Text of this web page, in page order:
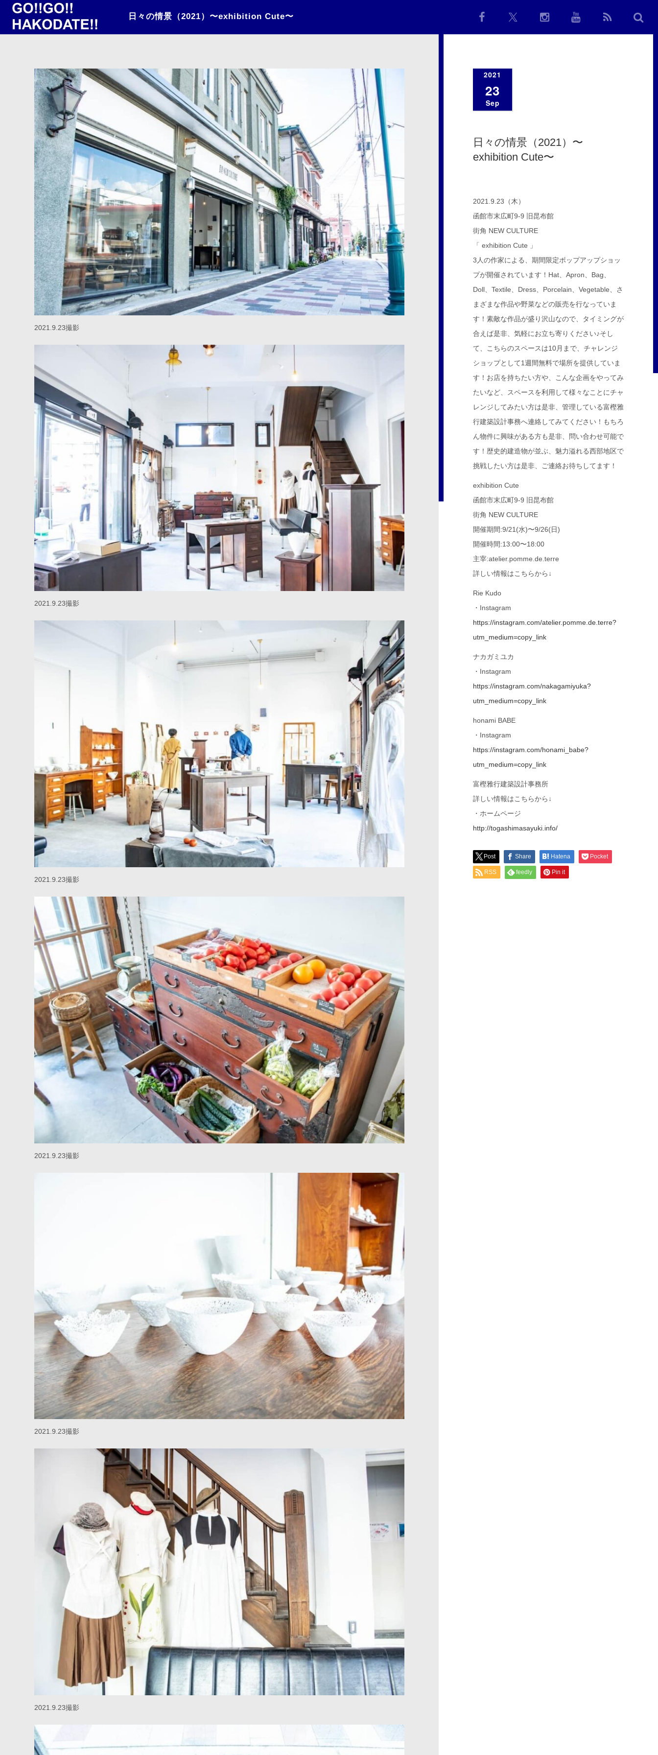
日々の情景（2021）〜exhibition Cute〜
2021.9.23撮影
2021.9.23撮影
2021.9.23撮影
2021.9.23撮影
2021.9.23撮影
2021.9.23撮影
2021
23
Sep
日々の情景（2021）〜
exhibition Cute〜
2021.9.23（木）
函館市末広町9-9 旧昆布館
街角 NEW CULTURE
「 exhibition Cute 」
3人の作家による、期間限定ポップアップショッ
プが開催されています！Hat、Apron、Bag、
Doll、Textile、Dress、Porcelain、Vegetable、さ
まざまな作品や野菜などの販売を行なっていま
す！素敵な作品が盛り沢山なので、タイミングが
合えば是非、気軽にお立ち寄りください♪そし
て、こちらのスペースは10月まで、チャレンジ
ショップとして1週間無料で場所を提供していま
す！お店を持ちたい方や、こんな企画をやってみ
たいなど、スペースを利用して様々なことにチャ
レンジしてみたい方は是非、管理している富樫雅
行建築設計事務へ連絡してみてください！もちろ
ん物件に興味がある方も是非、問い合わせ可能で
す！歴史的建造物が並ぶ、魅力溢れる西部地区で
挑戦したい方は是非、ご連絡お待ちしてます！
exhibition Cute
函館市末広町9-9 旧昆布館
街角 NEW CULTURE
開催期間:9/21(水)〜9/26(日)
開催時間:13:00〜18:00
主宰:atelier.pomme.de.terre
詳しい情報はこちらから↓
Rie Kudo
・Instagram
https://instagram.com/atelier.pomme.de.terre?
utm_medium=copy_link
ナカガミユカ
・Instagram
https://instagram.com/nakagamiyuka?
utm_medium=copy_link
honami BABE
・Instagram
https://instagram.com/honami_babe?
utm_medium=copy_link
富樫雅行建築設計事務所
詳しい情報はこちらから↓
・ホームページ
http://togashimasayuki.info/
Post Share Hatena Pocket
RSS feedly Pin it